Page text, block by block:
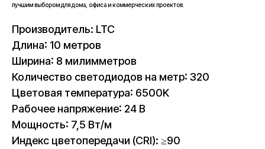
лучшим выбором для дома, офиса и коммерческих проектов.
Производитель: LTC
Длина: 10 метров
Ширина: 8 милимметров
Количество светодиодов на метр: 320
Цветовая температура: 6500K
Рабочее напряжение: 24 В
Мощность: 7,5 Вт/м
Индекс цветопередачи (CRI): ≥90